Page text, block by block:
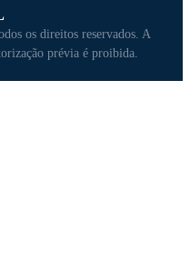
os direitos reservados. A
prévia é proibida.